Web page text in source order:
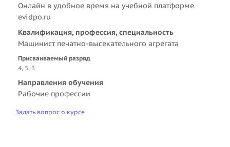
Онлайн в удобное время на учебной платформе
evidpo.ru
Квалификация, профессия, специальность
Машинист печатно-высекательного агрегата
Присваиваемый разряд
4, 5, 3
Направления обучения
Рабочие профессии
Задать вопрос о курсе